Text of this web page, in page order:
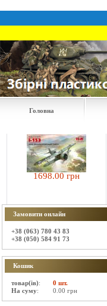
Головна
1698.00 грн
Замовити онлайн
+38 (063) 780 43 83
+38 (050) 584 91 73
Кошик
товар(ів):
0 шт.
На суму: 0.00 грн